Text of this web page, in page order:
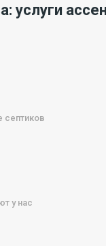
услуги
септиков
у нас